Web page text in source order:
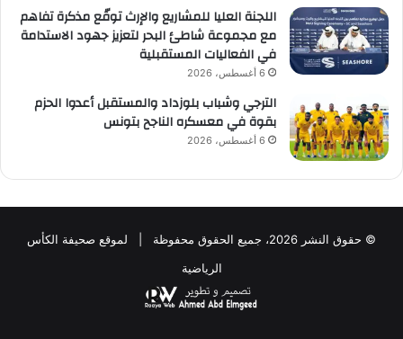
اللجنة العليا للمشاريع والإرث توقّع مذكرة تفاهم
مع مجموعة شاطئ البحر لتعزيز جهود الاستدامة
في الفعاليات المستقبلية
6 أغسطس، 2026
الترجي وشباب بلوزداد والمستقبل أعدوا الحزم
بقوة في معسكره الناجح بتونس
6 أغسطس، 2026
© حقوق النشر 2026، جميع الحقوق محفوظة | لموقع صحيفة الكأس
الرياضية